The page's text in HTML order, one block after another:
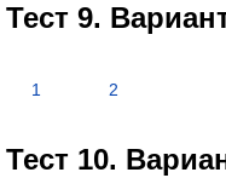
Тест 9.
1 2
Тест 10.